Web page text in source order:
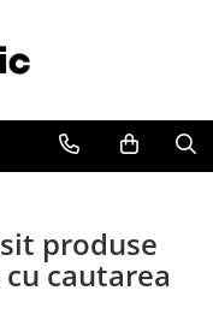
produse
cautarea